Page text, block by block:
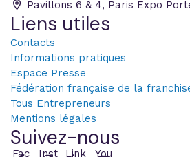
Pavillons 6 & 4, Paris Expo
Liens utiles
Contacts
Informations pratiques
Espace Presse
Fédération française de la
Tous Entrepreneurs
Mentions légales
Suivez-nous
Fac Inst Link You